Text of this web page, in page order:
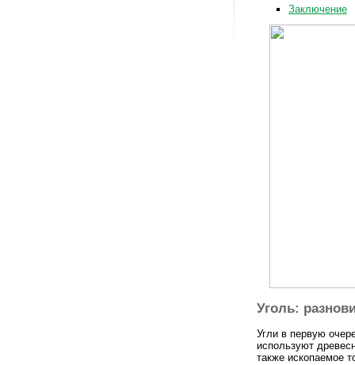
Заключение
Уголь:
Угли в первую
используют
также ископаемое